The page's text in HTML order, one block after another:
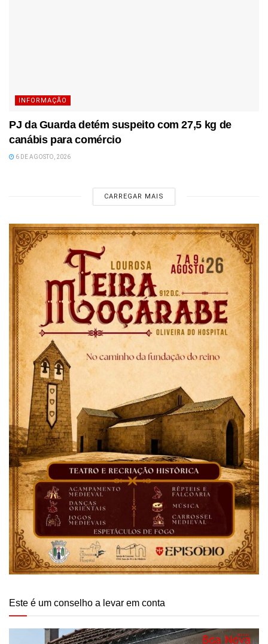
INFORMAÇÃO
PJ da Guarda detém suspeito com 27,5 kg de
canábis para comércio
6 DE AGOSTO, 2026
CARREGAR MAIS
Este é um conselho a levar em conta